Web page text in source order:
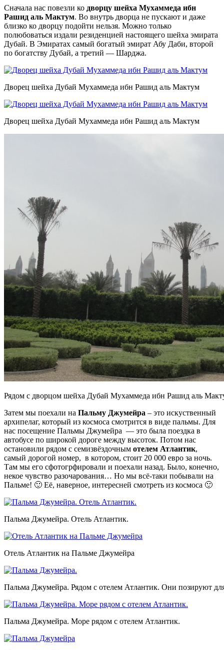
Сначала нас повезли ко дворцу шейха Мухаммеда ибн
Рашид аль Мактум. Во внутрь дворца не пускают и даже
близко ко дворцу подойти нельзя. Можно только
полюбоваться издали резиденцией настоящего шейха эмирата
Дубай. В Эмиратах самый богатый эмират Абу Даби, второй
по богатству Дубай, а третий — Шарджа.
Дворец шейха Дубай Мухаммеда ибн Рашид аль Мактум
Дворец шейха Дубай Мухаммеда ибн Рашид аль Мактум
Рядом с дворцом шейха Дубай Мухаммеда ибн Рашид аль
Затем мы поехали на Пальму Джумейра – это искуственный
архипелаг, который из космоса смотрится в виде пальмы. Для
нас посещение Пальмы Джумейра — это была поездка в
автобусе по широкой дороге между высоток. Потом нас
остановили рядом с семизвёздочным отелем Атлантик,
самый дорогой номер, в котором, стоит 20 000 евро за ночь.
Там мы его сфотогрфировали и поехали назад. Было, конечно,
некое чувство разочарования… Но мы всё-таки побывали на
Пальме! 🙂 Её, наверное, интересней смотреть из космоса 🙂
Пальма Джумейра. Отель Атлантик.
Отель Атлантик на Пальме Джумейра
Пальма Джумейра. Рядом с отелем Атлантик. Они позируют
Пальма Джумейра. Море рядом с отелем Атлантик.